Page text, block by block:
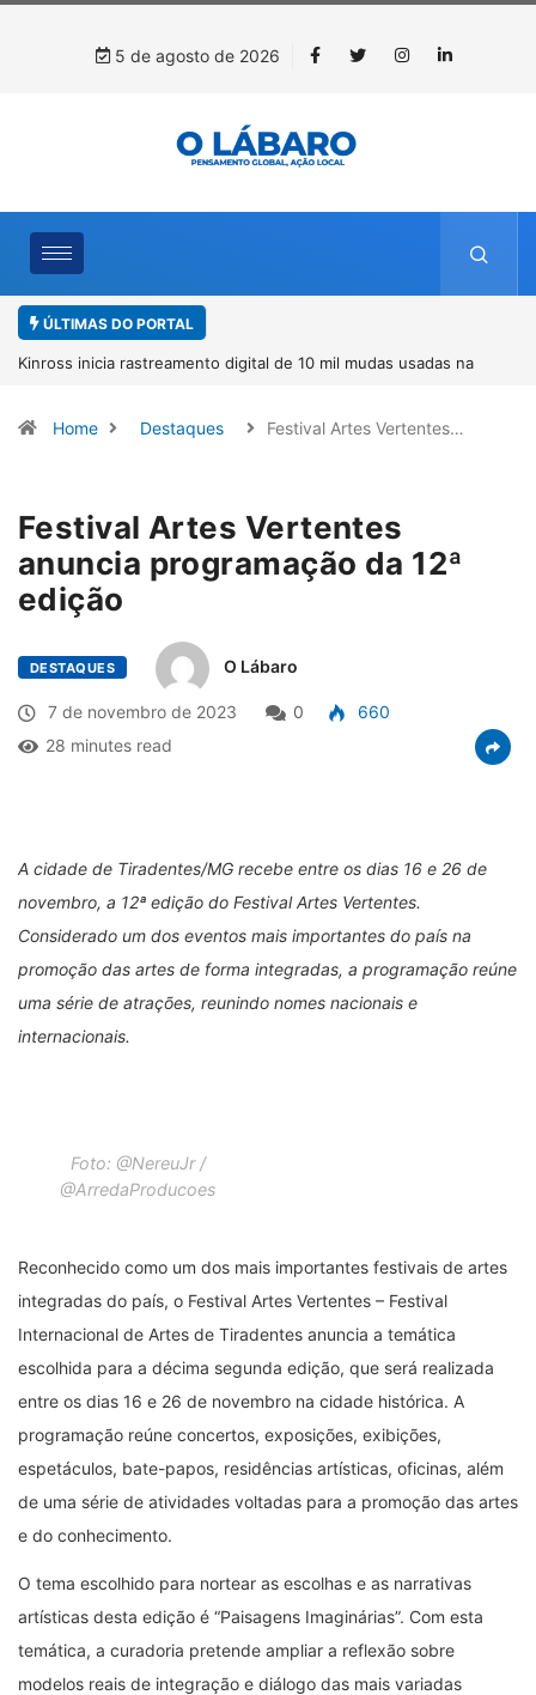
5 de agosto de 2026
ÚLTIMAS DO PORTAL
Kinross inicia rastreamento digital de 10 mil mudas usadas na
Home Destaques Festival Artes Vertentes…
Festival Artes Vertentes
anuncia programação da 12ª
edição
DESTAQUES O Lábaro
7 de novembro de 2023 0
660
28 minutes read
A cidade de Tiradentes/MG recebe entre os dias 16 e 26 de
novembro, a 12ª edição do Festival Artes Vertentes.
Considerado um dos eventos mais importantes do país na
promoção das artes de forma integradas, a programação reúne
uma série de atrações, reunindo nomes nacionais e
internacionais.
Foto: @NereuJr /
@ArredaProducoes
Reconhecido como um dos mais importantes festivais de artes
integradas do país, o Festival Artes Vertentes – Festival
Internacional de Artes de Tiradentes anuncia a temática
escolhida para a décima segunda edição, que será realizada
entre os dias 16 e 26 de novembro na cidade histórica. A
programação reúne concertos, exposições, exibições,
espetáculos, bate-papos, residências artísticas, oficinas, além
de uma série de atividades voltadas para a promoção das artes
e do conhecimento.
O tema escolhido para nortear as escolhas e as narrativas
artísticas desta edição é “Paisagens Imaginárias”. Com esta
temática, a curadoria pretende ampliar a reflexão sobre
modelos reais de integração e diálogo das mais variadas